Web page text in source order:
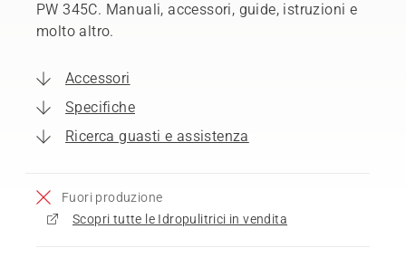
PW 345C. Manuali, accessori, guide, istruzioni e
molto altro.
Accessori
Specifiche
Ricerca guasti e assistenza
Fuori produzione
Scopri tutte le Idropulitrici in vendita